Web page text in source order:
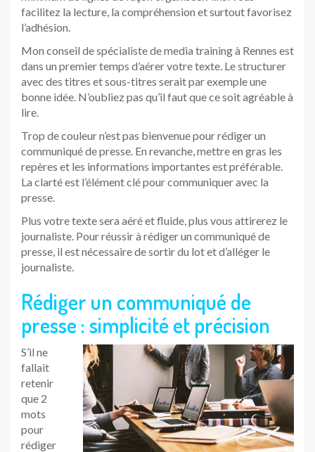
facilitez la lecture, la compréhension et surtout favorisez
l’adhésion.
Mon conseil de spécialiste de media training à Rennes est
dans un premier temps d’aérer votre texte. Le structurer
avec des titres et sous-titres serait par exemple une
bonne idée. N’oubliez pas qu’il faut que ce soit agréable à
lire.
Trop de couleur n’est pas bienvenue pour rédiger un
communiqué de presse. En revanche, mettre en gras les
repères et les informations importantes est préférable.
La clarté est l’élément clé pour communiquer avec la
presse.
Plus votre texte sera aéré et fluide, plus vous attirerez le
journaliste. Pour réussir à rédiger un communiqué de
presse, il est nécessaire de sortir du lot et d’alléger le
journaliste.
Rédiger un communiqué de
presse : simplicité et précision
S’il ne
fallait
retenir
que 2
mots
pour
rédiger